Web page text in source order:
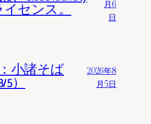
イセンス。
月6
日
小諸そば
5）
2026年8
月5日